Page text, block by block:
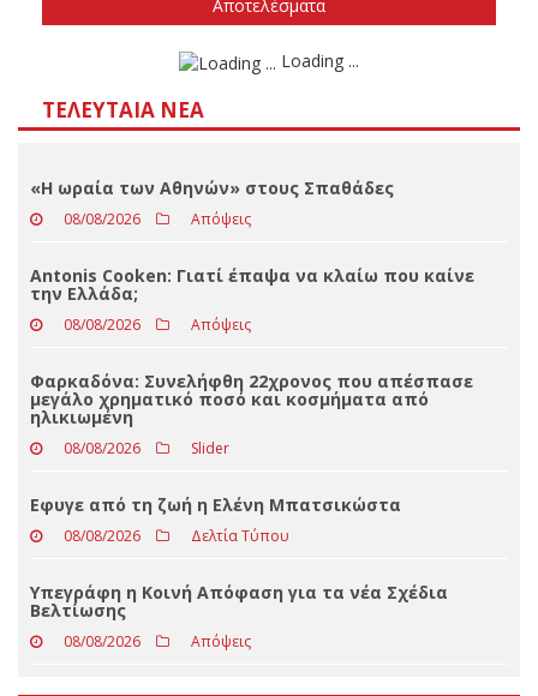
Δεν ξέρω/δεν απαντώ
ΤΕΛΕΥΤΑΊΑ ΝΈΑ
«Η ωραία των Αθηνών» στους Σπαθάδες
08/08/2026 Απόψεις
Antonis Cooken: Γιατί έπαψα να κλαίω που καίνε
την Ελλάδα;
08/08/2026
μεγάλο χρηματικό ποσό και κοσμήματα από
ηλικιωμένη
Eφυγε από τη ζωή η Ελένη Μπατσικώστα
08/08/2026 Δελτία Τύπου